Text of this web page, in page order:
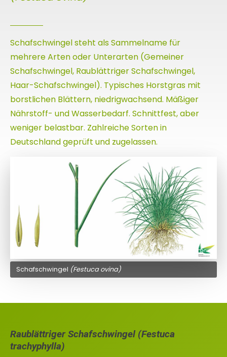
Schafschwingel steht als Sammelname für
mehrere Arten oder Unterarten (Gemeiner
Schafschwingel, Raublättriger Schafschwingel,
Haar-Schafschwingel). Typisches Horstgras mit
borstlichen Blättern, niedrigwachsend. Mäßiger
Nährstoff- und Wasserbedarf. Schnittfest, aber
weniger belastbar. Zahlreiche Sorten in
Deutschland geprüft und zugelassen.
Schafschwingel (Festuca ovina)
Raublättriger Schafschwingel (Festuca
trachyphylla)